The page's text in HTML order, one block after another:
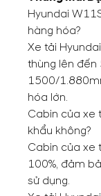
Hyundai
hàng hóa?
Xe tải
thùng lên
1500/
hóa lớn.
Cabin của xe
khẩu không?
Cabin của xe
100%, đảm
sử dụng.